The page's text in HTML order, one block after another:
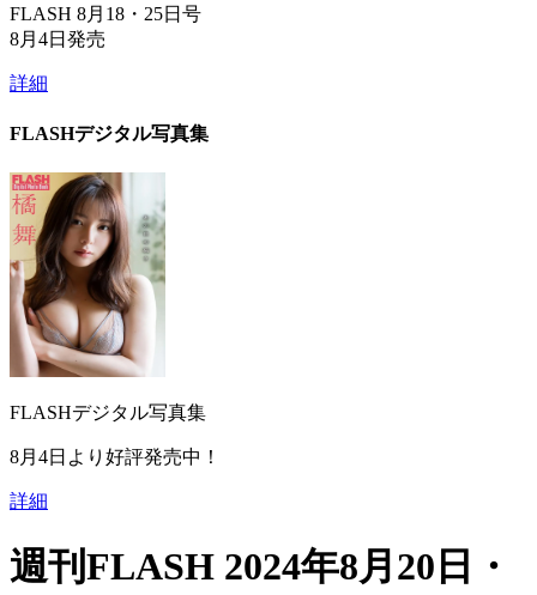
FLASH 8月18・25日号
8月4日発売
詳細
FLASHデジタル写真集
FLASHデジタル写真集
8月4日より好評発売中！
詳細
週刊FLASH 2024年8月20日・